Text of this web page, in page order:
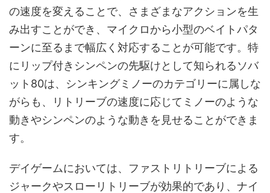
の速度を変えることで、さまざまなアクションを生
み出すことができ、マイクロから小型のベイトパタ
ーンに至るまで幅広く対応することが可能です。特
にリップ付きシンペンの先駆けとして知られるソバ
ット80は、シンキングミノーのカテゴリーに属しな
がらも、リトリーブの速度に応じてミノーのような
動きやシンペンのような動きを見せることができま
す。
デイゲームにおいては、ファストリトリーブによる
ジャークやスローリトリーブが効果的であり、ナイ